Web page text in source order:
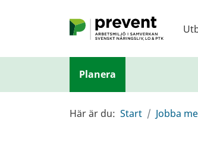
Hoppa till huvudinnehållet
Planera
Här är du: Start Jobba